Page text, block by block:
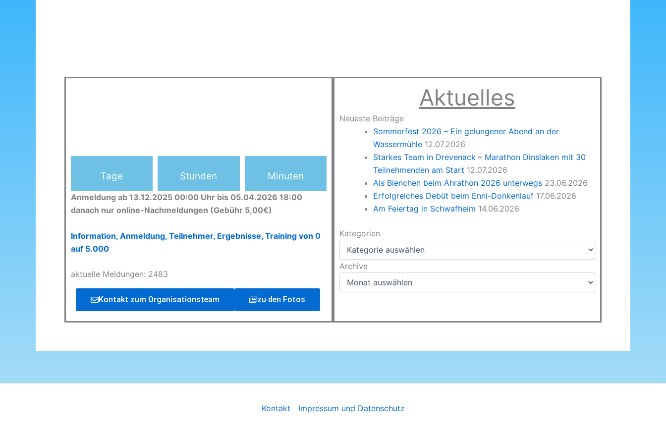
Tage Stunden Minuten
Anmeldung ab 13.12.2025 00:00 Uhr bis 05.04.2026 18:00
danach nur online-Nachmeldungen (Gebühr 5,00€)
Information, Anmeldung, Teilnehmer, Ergebnisse, Training von 0
auf 5.000
aktuelle Meldungen: 2483
Kontakt zum Organisationsteam zu den Fotos
Aktuelles
Neueste Beiträge
Sommerfest 2026 – Ein gelungener Abend an der
Wassermühle 12.07.2026
Starkes Team in Drevenack – Marathon Dinslaken mit 30
Teilnehmenden am Start 12.07.2026
Als Bienchen beim Ahrathon 2026 unterwegs 23.06.2026
Erfolgreiches Debüt beim Enni-Donkenlauf 17.06.2026
Am Feiertag in Schwafheim 14.06.2026
Kategorien
Kategorien
Archive
Archive
Kontakt Impressum und Datenschutz